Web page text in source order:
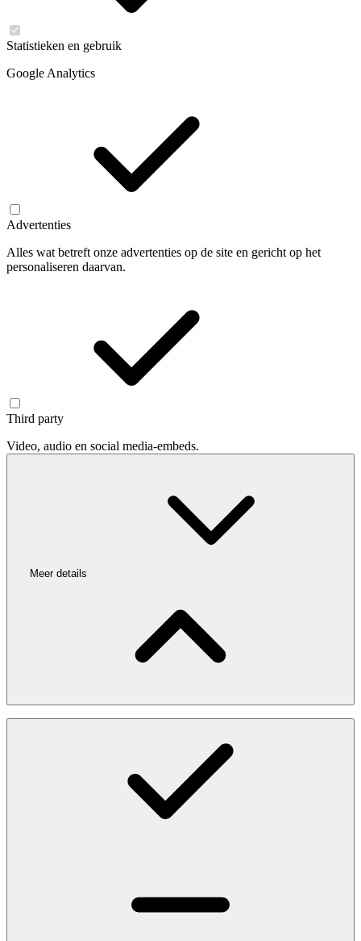
Statistieken en gebruik
Google Analytics
Advertenties
Alles wat betreft onze advertenties op de site en gericht op het
personaliseren daarvan.
Third party
Video, audio en social media-embeds.
Meer details